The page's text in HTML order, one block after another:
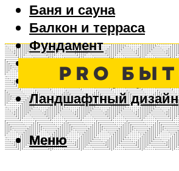
Баня и сауна
Балкон и терраса
Фундамент
Ворота и забор
Дизайн интерьера
Ландшафтный дизайн
Меню
Меню